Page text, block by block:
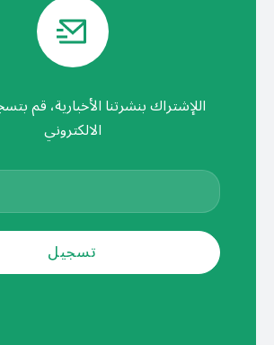
اللإشتراك بنشرتنا الأخبارية، قم
الالكتروني